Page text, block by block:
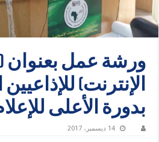
ورشة عمل بعنوان
الإنترنت) للإذاعيين
بدورة الأعلى
14 ديسمبر، 2017